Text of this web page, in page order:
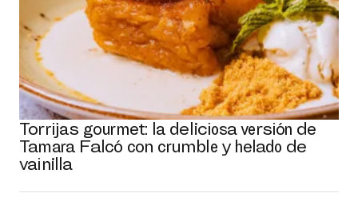
Torrijas gourmet: la deliciosa versión de
Tamara Falcó con crumble y helado de
vainilla